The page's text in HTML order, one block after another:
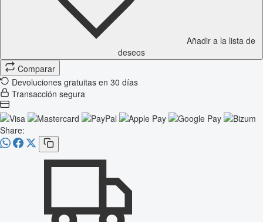
Añadir a la lista de
deseos
Comparar
Devoluciones gratuitas en 30 días
Transacción segura
Share: